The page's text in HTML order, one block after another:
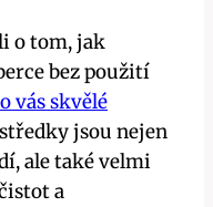
o tom, jak
bez použití
vás skvělé
jsou nejen
ale také velmi
a